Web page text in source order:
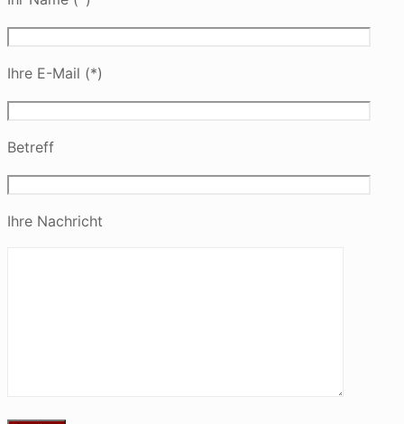
Ihre E-Mail (*)
Betreff
Ihre Nachricht